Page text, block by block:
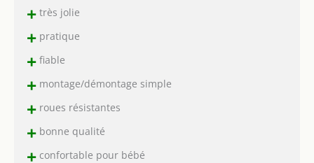
+très jolie
+pratique
+fiable
+montage/démontage simple
+roues résistantes
+bonne qualité
+confortable pour bébé